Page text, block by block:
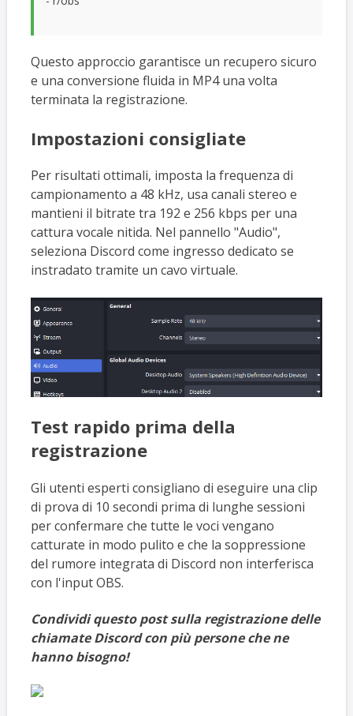
Questo approccio garantisce un recupero sicuro
e una conversione fluida in MP4 una volta
terminata la registrazione.
Impostazioni consigliate
Per risultati ottimali, imposta la frequenza di
campionamento a 48 kHz, usa canali stereo e
mantieni il bitrate tra 192 e 256 kbps per una
cattura vocale nitida. Nel pannello "Audio",
seleziona Discord come ingresso dedicato se
instradato tramite un cavo virtuale.
Test rapido prima della
registrazione
Gli utenti esperti consigliano di eseguire una clip
di prova di 10 secondi prima di lunghe sessioni
per confermare che tutte le voci vengano
catturate in modo pulito e che la soppressione
del rumore integrata di Discord non interferisca
con l'input OBS.
Condividi questo post sulla registrazione delle
chiamate Discord con più persone che ne
hanno bisogno!